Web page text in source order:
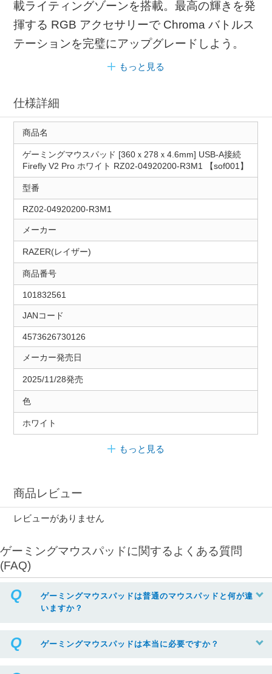
載ライティングゾーンを搭載。最高の輝きを発
揮する RGB アクセサリーで Chroma バトルス
テーションを完璧にアップグレードしよう。
もっと見る
仕様詳細
商品名
ゲーミングマウスパッド [360ｘ278ｘ4.6mm] USB-A接続
Firefly V2 Pro ホワイト RZ02-04920200-R3M1 【sof001】
型番
RZ02-04920200-R3M1
メーカー
RAZER(レイザー)
商品番号
101832561
JANコード
4573626730126
メーカー発売日
2025/11/28発売
色
ホワイト
もっと見る
商品レビュー
レビューがありません
ゲーミングマウスパッドに関するよくある質問
(FAQ)
ゲーミングマウスパッドは普通のマウスパッドと何が違
いますか？
ゲーミングマウスパッドは本当に必要ですか？